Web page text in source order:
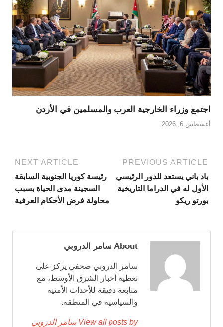
اجتمع وزراء الخارجية العرب والمسلمين في الأردن
أغسطس 6, 2026
PREVIOUS ARTICLE
باد باني يستعد للدور الرئيسي
الأول له في الدراما التاريخية
بورتو ريكو
NEXT ARTICLE
رئيسة كوريا الجنوبية السابقة
السجينة مدى الحياة بسبب
محاولة فرض الأحكام العرفية
About سامر الدروبي
سامر الدروبي صحفي يركز على
تغطية أخبار الشرق الأوسط، مع
متابعة دقيقة للأحداث الأمنية
والسياسية في المنطقة.
View all posts by سامر الدروبي